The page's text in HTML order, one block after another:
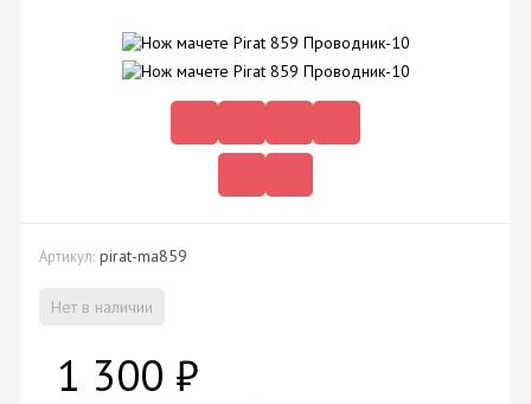
Артикул: pirat-ma859
Нет в наличии
1 300 ₽